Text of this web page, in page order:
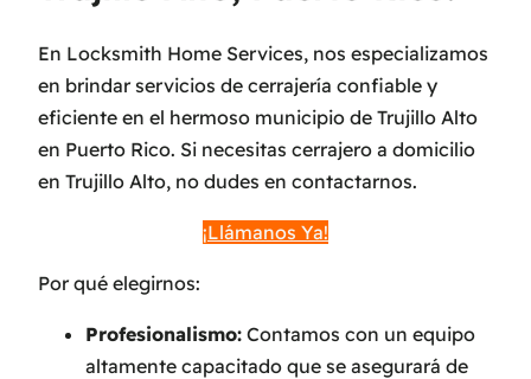
En Locksmith Home Services, nos especializamos
en brindar servicios de cerrajería confiable y
eficiente en el hermoso municipio de Trujillo Alto
en Puerto Rico. Si necesitas cerrajero a domicilio
en Trujillo Alto, no dudes en contactarnos.
¡Llámanos Ya!
Por qué elegirnos:
Profesionalismo: Contamos con un equipo
altamente capacitado que se asegurará de